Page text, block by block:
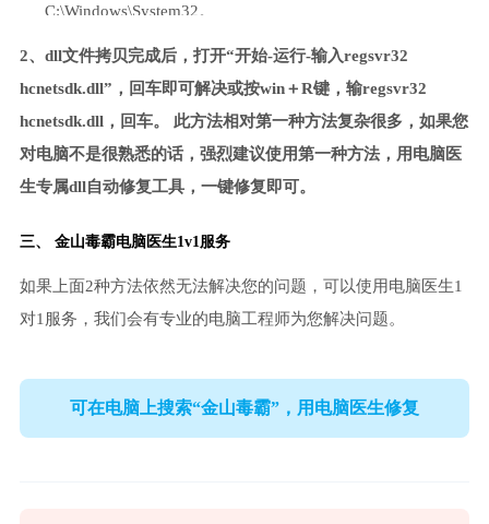
C:\Windows\System32。
2、dll文件拷贝完成后，打开“开始-运行-输入regsvr32
hcnetsdk.dll”，回车即可解决或按win＋R键，输regsvr32
hcnetsdk.dll，回车。 此方法相对第一种方法复杂很多，如果您
对电脑不是很熟悉的话，强烈建议使用第一种方法，用电脑医
生专属dll自动修复工具，一键修复即可。
三、 金山毒霸电脑医生1v1服务
如果上面2种方法依然无法解决您的问题，可以使用电脑医生1
对1服务，我们会有专业的电脑工程师为您解决问题。
可在电脑上搜索“金山毒霸”，用电脑医生修复